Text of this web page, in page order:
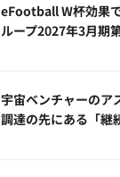
eFootball W杯効果
ループ2027年3月期
宇宙ベンチャーのア
調達の先にある「継